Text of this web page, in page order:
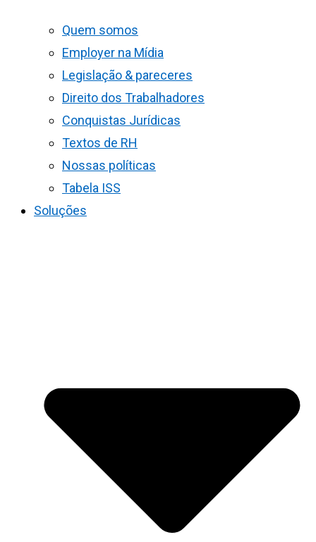
Quem somos
Employer na Mídia
Legislação & pareceres
Direito dos Trabalhadores
Conquistas Jurídicas
Textos de RH
Nossas políticas
Tabela ISS
Soluções